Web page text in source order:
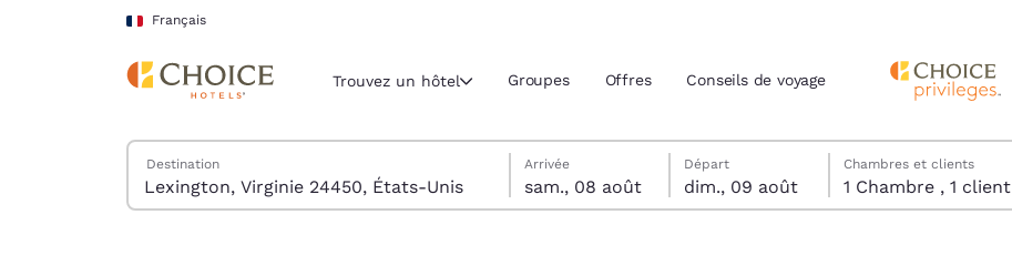
Sauter à Contenu Principal
Français
Région et lieu actuels
Trouvez un hôtel Groupes Offres Conseils de voyage
Trouver des hôtels
Destination
samedi 8 août
Arrivée
sam., 08 août
dimanche 9 août
Départ
dim., 09 août
dimanche 9 août date de départ sélectionnée
samedi 8 août date d’arrivée sélectionnée
Chambres et clients
1 Chambre , 1 client